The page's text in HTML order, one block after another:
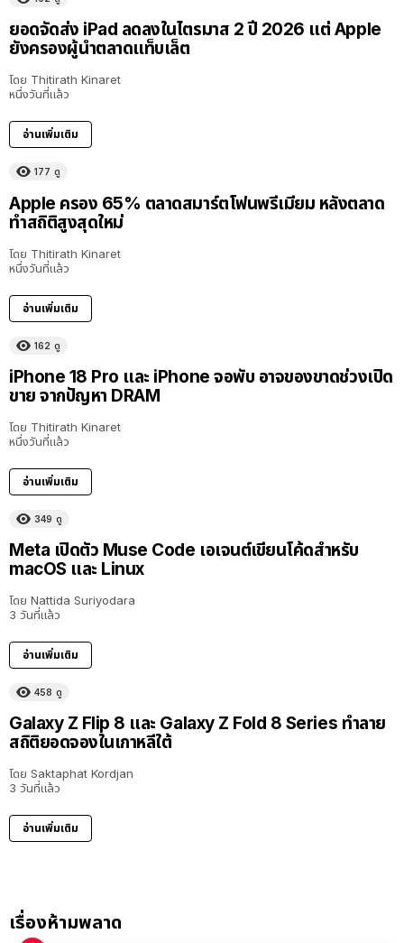
ยอดจัดส่ง iPad ลดลงในไตรมาส 2 ปี 2026 แต่ Apple
ยังครองผู้นำตลาดแท็บเล็ต
โดย Thitirath Kinaret
หนึ่งวันที่แล้ว
อ่านเพิ่มเติม
177 ดู
Apple ครอง 65% ตลาดสมาร์ตโฟนพรีเมียม หลังตลาด
ทำสถิติสูงสุดใหม่
โดย Thitirath Kinaret
หนึ่งวันที่แล้ว
อ่านเพิ่มเติม
162 ดู
iPhone 18 Pro และ iPhone จอพับ อาจของขาดช่วงเปิด
ขาย จากปัญหา DRAM
โดย Thitirath Kinaret
หนึ่งวันที่แล้ว
อ่านเพิ่มเติม
349 ดู
Meta เปิดตัว Muse Code เอเจนต์เขียนโค้ดสำหรับ
macOS และ Linux
โดย Nattida Suriyodara
3 วันที่แล้ว
อ่านเพิ่มเติม
458 ดู
Galaxy Z Flip 8 และ Galaxy Z Fold 8 Series ทำลาย
สถิติยอดจองในเกาหลีใต้
โดย Saktaphat Kordjan
3 วันที่แล้ว
อ่านเพิ่มเติม
เรื่องห้ามพลาด